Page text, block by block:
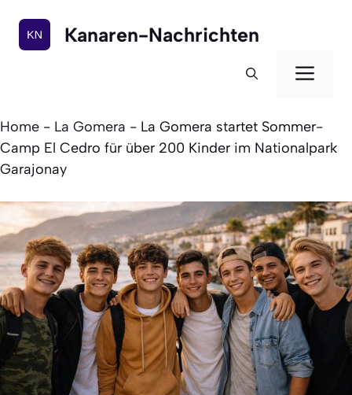
Inhalt
springen
Kanaren-Nachrichten
Home - La Gomera - La Gomera startet Sommer-
Camp El Cedro für über 200 Kinder im Nationalpark
Garajonay